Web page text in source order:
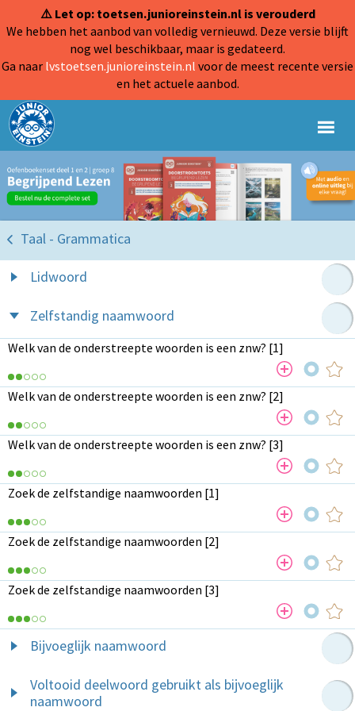
⚠️ Let op: toetsen.junioreinstein.nl is verouderd
We hebben het aanbod van volledig vernieuwd. Deze versie blijft
nog wel beschikbaar, maar is gedateerd.
Ga naar lvstoetsen.junioreinstein.nl voor de meest recente versie
en het actuele aanbod.
Taal - Grammatica
Lidwoord
Zelfstandig naamwoord
Welk van de onderstreepte woorden is een znw? [1]
Welk van de onderstreepte woorden is een znw? [2]
Welk van de onderstreepte woorden is een znw? [3]
Zoek de zelfstandige naamwoorden [1]
Zoek de zelfstandige naamwoorden [2]
Zoek de zelfstandige naamwoorden [3]
Bijvoeglijk naamwoord
Voltooid deelwoord gebruikt als bijvoeglijk
naamwoord